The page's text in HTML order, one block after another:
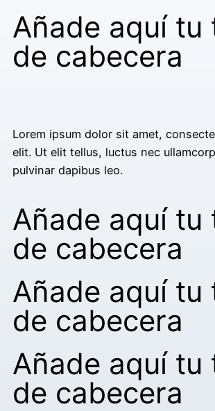
Añade aquí tu
de cabecera
Lorem ipsum dolor sit amet,
elit. Ut elit tellus, luctus nec
pulvinar dapibus leo.
Añade aquí tu
de cabecera
Añade aquí tu
de cabecera
Añade aquí tu
de cabecera